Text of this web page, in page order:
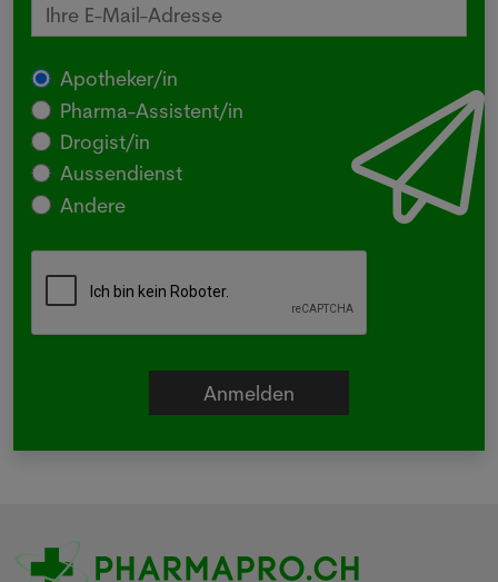
Apotheker/in
Pharma-Assistent/in
Drogist/in
Aussendienst
Andere